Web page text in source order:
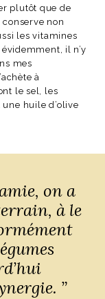
plutôt que de
non
les vitamines
il n’y
mes
à
le sel, les
huile d’olive
on a
à le
”